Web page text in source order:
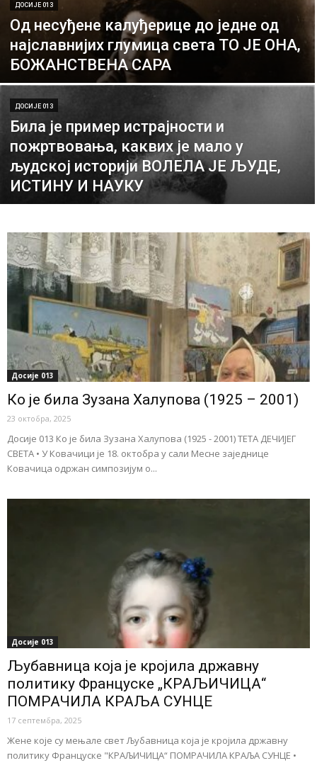
ДОСИЈЕ 013
Од несуђене калуђерице до једне од
најславнијих глумица света TO JE OНА,
БОЖАНСТВЕНА САРА
ДОСИЈЕ 013
Била је пример истрајности и
пожртвовања, каквих је мало у
људској историји ВОЛЕЛА ЈЕ ЉУДЕ,
ИСТИНУ И НАУКУ
Досије 013
Ко је била Зузана Халупова (1925 – 2001)
23 октобра, 2025
Досије 013 Ко је била Зузана Халупова (1925 - 2001) ТЕТА ДЕЧИЈЕГ
СВЕТА • У Ковачици jе 18. октобра у сали Месне заједнице
Ковачица одржан симпозијум о...
Досије 013
Љубавница која је кројила државну
политику Француске „КРАЉИЧИЦА“
ПОМРАЧИЛА КРАЉА СУНЦЕ
17 септембра, 2025
Жене које су мењале свет Љубавница која је кројила државну
политику Француске "КРАЉИЧИЦА“ ПОМРАЧИЛА КРАЉА СУНЦЕ •